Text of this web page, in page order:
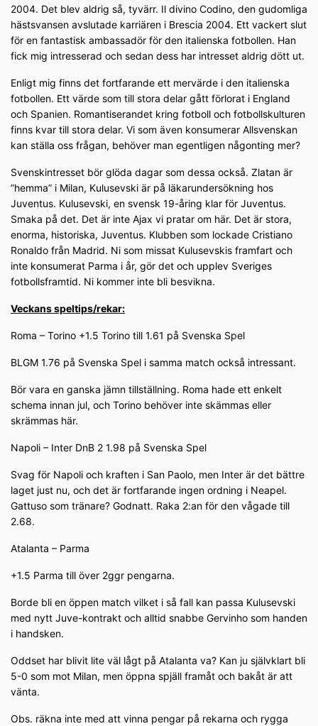
2004. Det blev aldrig så, tyvärr. Il divino Codino, den gudomliga
hästsvansen avslutade karriären i Brescia 2004. Ett vackert slut
för en fantastisk ambassadör för den italienska fotbollen. Han
fick mig intresserad och sedan dess har intresset aldrig dött ut.
Enligt mig finns det fortfarande ett mervärde i den italienska
fotbollen. Ett värde som till stora delar gått förlorat i England
och Spanien. Romantiserandet kring fotboll och fotbollskulturen
finns kvar till stora delar. Vi som även konsumerar Allsvenskan
kan ställa oss frågan, behöver man egentligen någonting mer?
Svenskintresset bör glöda dagar som dessa också. Zlatan är
”hemma” i Milan, Kulusevski är på läkarundersökning hos
Juventus. Kulusevski, en svensk 19-åring klar för Juventus.
Smaka på det. Det är inte Ajax vi pratar om här. Det är stora,
enorma, historiska, Juventus. Klubben som lockade Cristiano
Ronaldo från Madrid. Ni som missat Kulusevskis framfart och
inte konsumerat Parma i år, gör det och upplev Sveriges
fotbollsframtid. Ni kommer inte bli besvikna.
Veckans speltips/rekar:
Roma – Torino +1.5 Torino till 1.61 på Svenska Spel
BLGM 1.76 på Svenska Spel i samma match också intressant.
Bör vara en ganska jämn tillställning. Roma hade ett enkelt
schema innan jul, och Torino behöver inte skämmas eller
skrämmas här.
Napoli – Inter DnB 2 1.98 på Svenska Spel
Svag för Napoli och kraften i San Paolo, men Inter är det bättre
laget just nu, och det är fortfarande ingen ordning i Neapel.
Gattuso som tränare? Godnatt. Raka 2:an för den vågade till
2.68.
Atalanta – Parma
+1.5 Parma till över 2ggr pengarna.
Borde bli en öppen match vilket i så fall kan passa Kulusevski
med nytt Juve-kontrakt och alltid snabbe Gervinho som handen
i handsken.
Oddset har blivit lite väl lågt på Atalanta va? Kan ju självklart bli
5-0 som mot Milan, men öppna spjäll framåt och bakåt är att
vänta.
Obs. räkna inte med att vinna pengar på rekarna och rygga